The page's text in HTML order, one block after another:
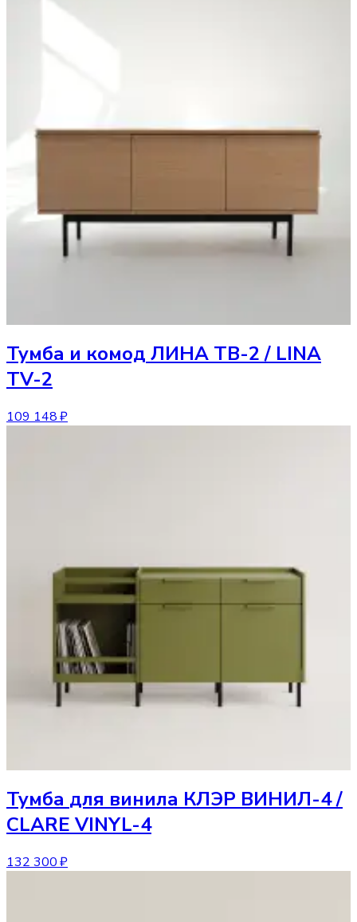
Тумба и комод ЛИНА ТВ-2 / LINA
TV-2
109 148 ₽
Тумба для винила КЛЭР ВИНИЛ-4 /
CLARE VINYL-4
132 300 ₽